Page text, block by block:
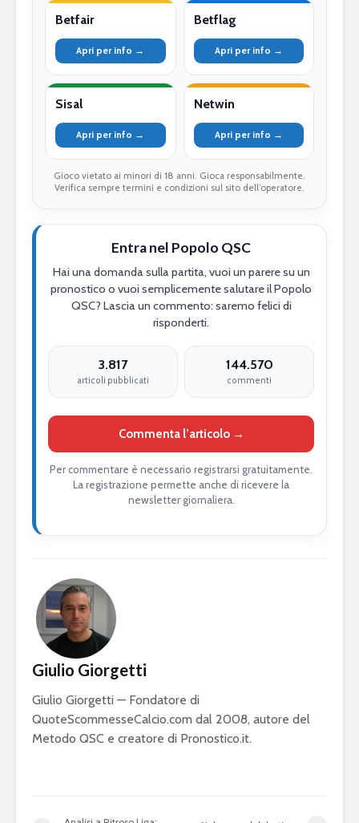
Betfair
Apri per info →
Betflag
Apri per info →
Sisal
Apri per info →
Netwin
Apri per info →
Gioco vietato ai minori di 18 anni. Gioca responsabilmente.
Verifica sempre termini e condizioni sul sito dell’operatore.
Entra nel Popolo QSC
Hai una domanda sulla partita, vuoi un parere su un
pronostico o vuoi semplicemente salutare il Popolo
QSC? Lascia un commento: saremo felici di
risponderti.
3.817
articoli pubblicati
144.570
commenti
Commenta l’articolo →
Per commentare è necessario registrarsi gratuitamente.
La registrazione permette anche di ricevere la
newsletter giornaliera.
Giulio Giorgetti
Giulio Giorgetti — Fondatore di
QuoteScommesseCalcio.com dal 2008, autore del
Metodo QSC e creatore di Pronostico.it.